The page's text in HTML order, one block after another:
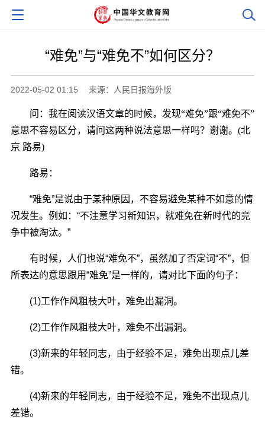
“难免”与“难免不”如何区分？
2022-05-02 01:15 来源：人民日报海外版
问：我在阅读汉语文章的时候，发现“难免”跟“难免不”
意思不容易区分，请问这两种说法意思一样吗？谢谢。(北
京 路易)
路易：
“难免”是说由于某种原因，不容易避免某种不如意的情
况发生。例如：“不注意学习新知识，就难免在新时代的竞
争中被淘汰。”
有时候，人们也说“难免不”，虽然加了否定词“不”，但
所表达的意思跟用“难免”是一样的，请对比下面的句子：
(1)工作作风粗枝大叶，难免出漏洞。
(2)工作作风粗枝大叶，难免不出漏洞。
(3)新来的年轻同志，由于经验不足，难免出现点儿差
错。
(4)新来的年轻同志，由于经验不足，难免不出现点儿
差错。